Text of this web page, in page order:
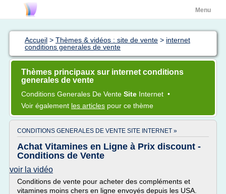
Menu
Accueil > Thèmes & vidéos : site de vente > internet
conditions generales de vente
Thèmes principaux sur internet conditions
generales de vente
Conditions Generales De Vente Site Internet •
Voir également les articles pour ce thème
CONDITIONS GENERALES DE VENTE SITE INTERNET »
Achat Vitamines en Ligne à Prix discount -
Conditions de Vente
voir la vidéo
Conditions de vente pour acheter des compléments et
vitamines moins chers en ligne envoyés depuis les USA.